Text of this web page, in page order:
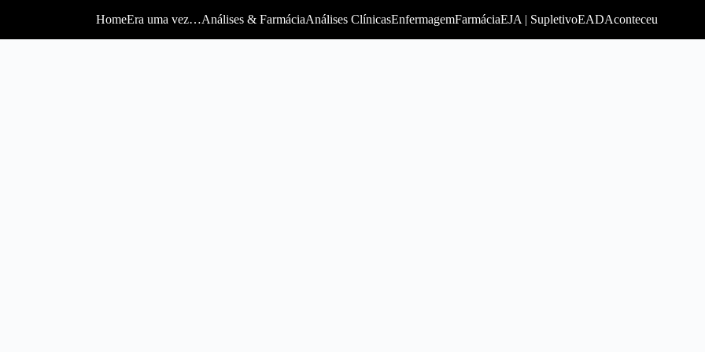
HomeEra uma vez…Análises & FarmáciaAnálises ClínicasEnfermagemFarmáciaEJA | SupletivoEADAconteceu